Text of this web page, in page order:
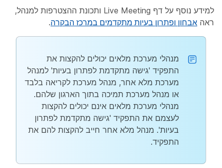
למידע נוסף על דף Live Meeting ותכונת ההצטרפות למנהל,
ראה אבחון ופתרון בעיות מתקדמים במרכז הבקרה.
מנהלי מערכת מלאים יכולים להקצות את
התפקיד 'גישה מתקדמת לפתרון בעיות' למנהל
מערכת מלא אחר, מנהל מערכת לקריאה בלבד
או מנהל מערכת תמיכה בתוך הארגון שלהם.
מנהלי מערכת מלאים אינם יכולים להקצות
לעצמם את התפקיד 'גישה מתקדמת לפתרון
בעיות'. מנהל מלא אחר חייב להקצות להם את
התפקיד.